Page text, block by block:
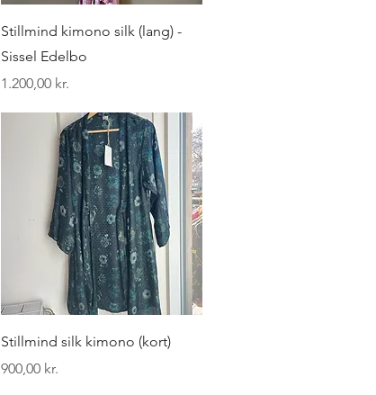
Hurtigvisning
Stillmind kimono silk (lang) -
Sissel Edelbo
Pris
1.200,00 kr.
Hurtigvisning
Stillmind silk kimono (kort)
Pris
900,00 kr.